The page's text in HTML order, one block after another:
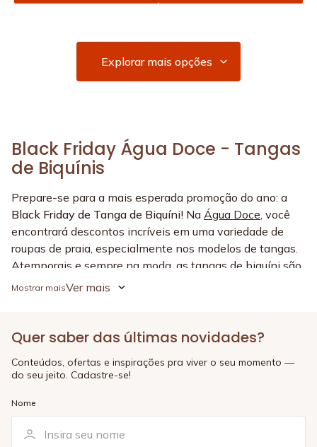
Black Friday Água Doce - Tangas
de Biquínis
Prepare-se para a mais esperada promoção do ano: a
Black Friday de Tanga de Biquíni! Na Água Doce, você
encontrará descontos incríveis em uma variedade de
roupas de praia, especialmente nos modelos de tangas.
Atemporais e sempre na moda, as tangas de biquíni são
essenciais para compor aquele look de verão e não tem
A Black Friday de tanga de biquínis de 2023 traz uma
seleção exclusiva de tangas para todos os gostos. Desde
os modelos clássicos até os mais modernos e
inovadores, você encontrará uma gama de opções para
descontos que vão até 70%.
Ver mais
Quer saber das últimas novidades?
Conteúdos, ofertas e inspirações pra viver o seu momento —
do seu jeito. Cadastre-se!
Nome